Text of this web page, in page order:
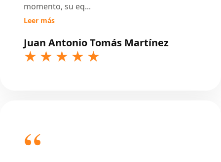
Juan Antonio Tomás Martínez
momento, su eq...
Leer más